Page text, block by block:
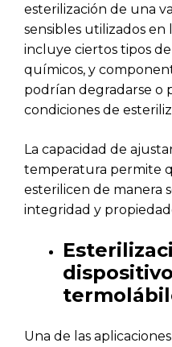
esterilización de una
sensibles utilizados en
incluye ciertos tipos
químicos, y
podrían degradarse o
condiciones de
La capacidad de
temperatura permite
esterilicen de manera
integridad y
Una de las